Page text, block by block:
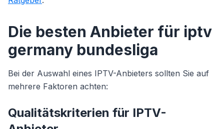
Die besten Anbieter für iptv
germany bundesliga
Bei der Auswahl eines IPTV-Anbieters sollten Sie auf
mehrere Faktoren achten:
Qualitätskriterien für IPTV-